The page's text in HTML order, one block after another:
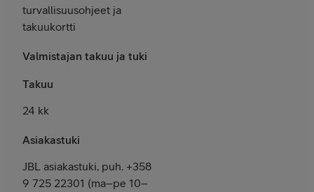
turvallisuusohjeet ja
takuukortti
Valmistajan takuu ja tuki
Takuu
24 kk
Asiakastuki
JBL asiakastuki, puh. +358
9 725 22301 (ma–pe 10–